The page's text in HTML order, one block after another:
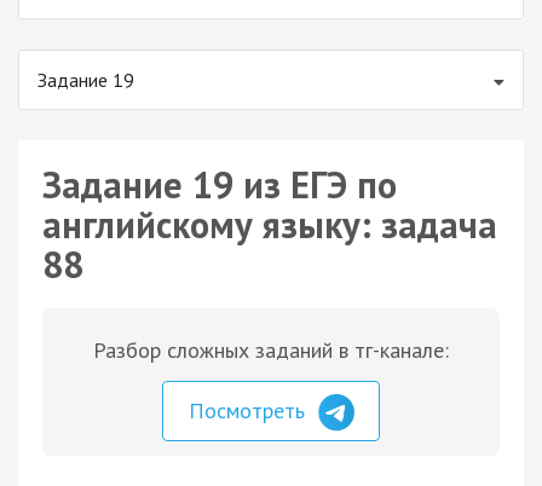
Задание 19
Задание 19 из ЕГЭ по
английскому языку: задача
88
Разбор сложных заданий в тг-канале:
Посмотреть